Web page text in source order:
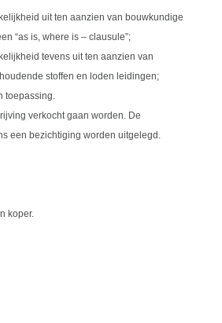
uit ten aanzien van bouwkundige
“as is, where is – clausule”;
tevens uit ten aanzien van
stoffen en loden leidingen;
toepassing.
verkocht gaan worden. De
een bezichtiging worden uitgelegd.
koper.